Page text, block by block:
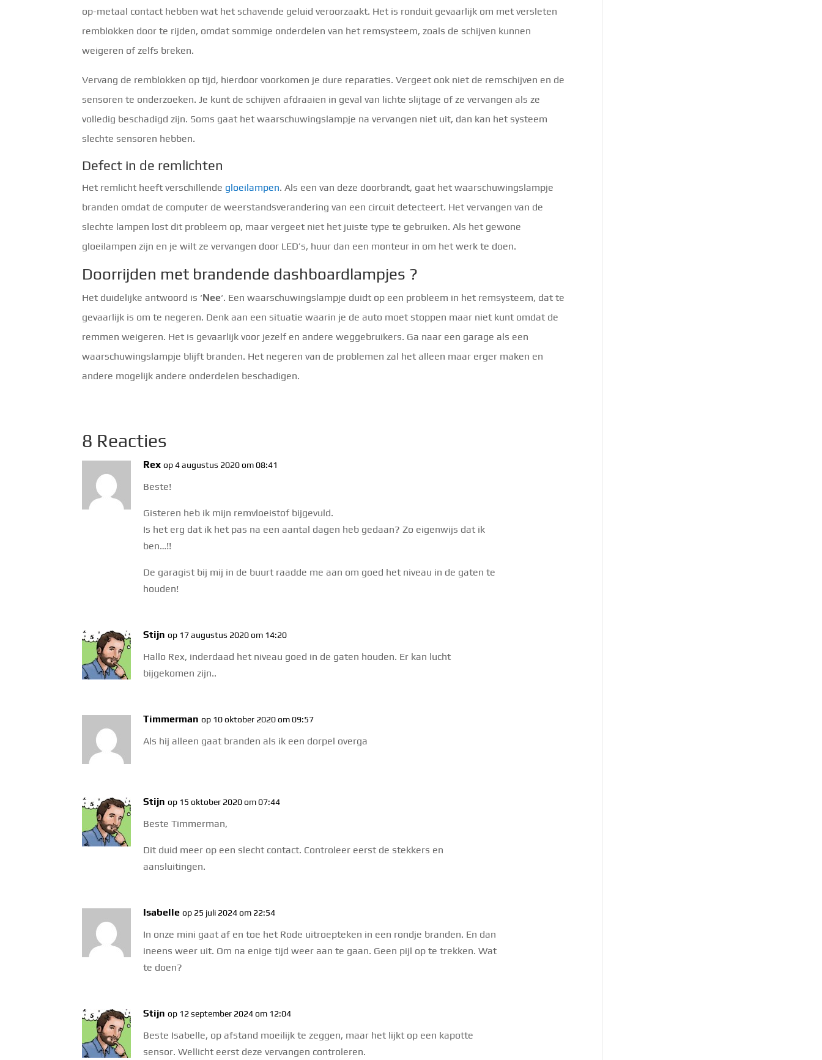
op-metaal contact hebben wat het schavende geluid veroorzaakt. Het is ronduit gevaarlijk om met versleten
remblokken door te rijden, omdat sommige onderdelen van het remsysteem, zoals de schijven kunnen
weigeren of zelfs breken.
Vervang de remblokken op tijd, hierdoor voorkomen je dure reparaties. Vergeet ook niet de remschijven en de
sensoren te onderzoeken. Je kunt de schijven afdraaien in geval van lichte slijtage of ze vervangen als ze
volledig beschadigd zijn. Soms gaat het waarschuwingslampje na vervangen niet uit, dan kan het systeem
slechte sensoren hebben.
Defect in de remlichten
Het remlicht heeft verschillende gloeilampen. Als een van deze doorbrandt, gaat het waarschuwingslampje
branden omdat de computer de weerstandsverandering van een circuit detecteert. Het vervangen van de
slechte lampen lost dit probleem op, maar vergeet niet het juiste type te gebruiken. Als het gewone
gloeilampen zijn en je wilt ze vervangen door LED’s, huur dan een monteur in om het werk te doen.
Doorrijden met brandende dashboardlampjes ?
Het duidelijke antwoord is ‘Nee‘. Een waarschuwingslampje duidt op een probleem in het remsysteem, dat te
gevaarlijk is om te negeren. Denk aan een situatie waarin je de auto moet stoppen maar niet kunt omdat de
remmen weigeren. Het is gevaarlijk voor jezelf en andere weggebruikers. Ga naar een garage als een
waarschuwingslampje blijft branden. Het negeren van de problemen zal het alleen maar erger maken en
andere mogelijk andere onderdelen beschadigen.
8 Reacties
Rex op 4 augustus 2020 om 08:41
Beste!
Gisteren heb ik mijn remvloeistof bijgevuld.
Is het erg dat ik het pas na een aantal dagen heb gedaan? Zo eigenwijs dat ik
ben…!!
De garagist bij mij in de buurt raadde me aan om goed het niveau in de gaten te
houden!
Stijn op 17 augustus 2020 om 14:20
Hallo Rex, inderdaad het niveau goed in de gaten houden. Er kan lucht
bijgekomen zijn..
Timmerman op 10 oktober 2020 om 09:57
Als hij alleen gaat branden als ik een dorpel overga
Stijn op 15 oktober 2020 om 07:44
Beste Timmerman,
Dit duid meer op een slecht contact. Controleer eerst de stekkers en
aansluitingen.
Isabelle op 25 juli 2024 om 22:54
In onze mini gaat af en toe het Rode uitroepteken in een rondje branden. En dan
ineens weer uit. Om na enige tijd weer aan te gaan. Geen pijl op te trekken. Wat
te doen?
Stijn op 12 september 2024 om 12:04
Beste Isabelle, op afstand moeilijk te zeggen, maar het lijkt op een kapotte
sensor. Wellicht eerst deze vervangen controleren.